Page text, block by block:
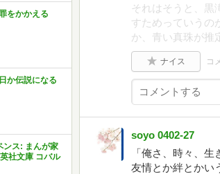
をかかえる
か伝説になる
ンス: まんが家
社文庫 コバル
それはそうと、黒
すためっていうの
か、青い真珠が推
ナイス コ
soyo 0402-27
「俺さ、時々、
友情とか絆とかい